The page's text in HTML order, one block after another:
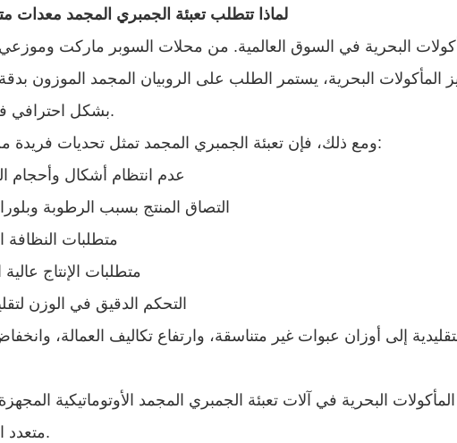
لماذا تتطلب تعبئة الجمبري المجمد
البحرية في السوق العالمية. من محلات السوبر ماركت
المأكولات البحرية، يستمر الطلب على الروبيان المجمد الموزون بدقة
بشكل احترافي في النمو.
ومع ذلك، فإن تعبئة الجمبري المجمد تمثل تحديات فريدة من نوعها:
عدم انتظام أشكال وأحجام
التصاق المنتج بسبب الرطوبة
متطلبات النظافة
متطلبات الإنتاج
التحكم الدقيق في الوزن
إلى أوزان عبوات غير متناسقة، وارتفاع تكاليف العمالة،
البحرية في آلات تعبئة الجمبري المجمد الأوتوماتيكية
متعدد الرؤوس.